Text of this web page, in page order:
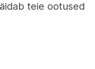
teie ootused